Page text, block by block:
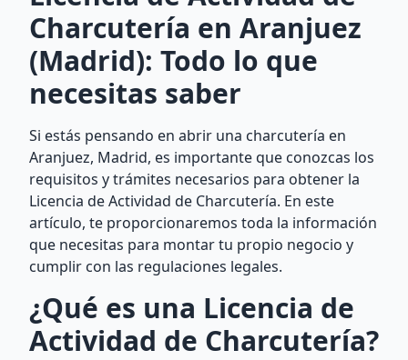
Charcutería en Aranjuez
(Madrid): Todo lo que
necesitas saber
Si estás pensando en abrir una charcutería en
Aranjuez, Madrid, es importante que conozcas los
requisitos y trámites necesarios para obtener la
Licencia de Actividad de Charcutería. En este
artículo, te proporcionaremos toda la información
que necesitas para montar tu propio negocio y
cumplir con las regulaciones legales.
¿Qué es una Licencia de
Actividad de Charcutería?